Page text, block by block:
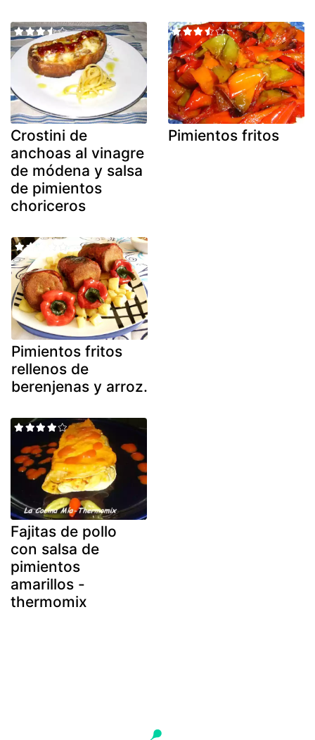
Crostini de
anchoas al vinagre
de módena y salsa
de pimientos
choriceros
Pimientos fritos
Pimientos fritos
rellenos de
berenjenas y arroz.
Fajitas de pollo
con salsa de
pimientos
amarillos -
thermomix